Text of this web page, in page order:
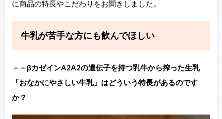
に商品の特長やこだわりをお聞きしました。
牛乳が苦手な方にも飲んでほしい
－－βカゼインA2A2の遺伝子を持つ乳牛から搾った生乳
「おなかにやさしい牛乳」はどういう特長があるのです
か？